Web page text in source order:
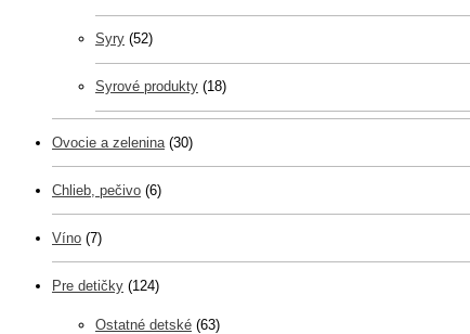
Syry (52)
Syrové produkty (18)
Ovocie a zelenina (30)
Chlieb, pečivo (6)
Víno (7)
Pre detičky (124)
Ostatné detské (63)